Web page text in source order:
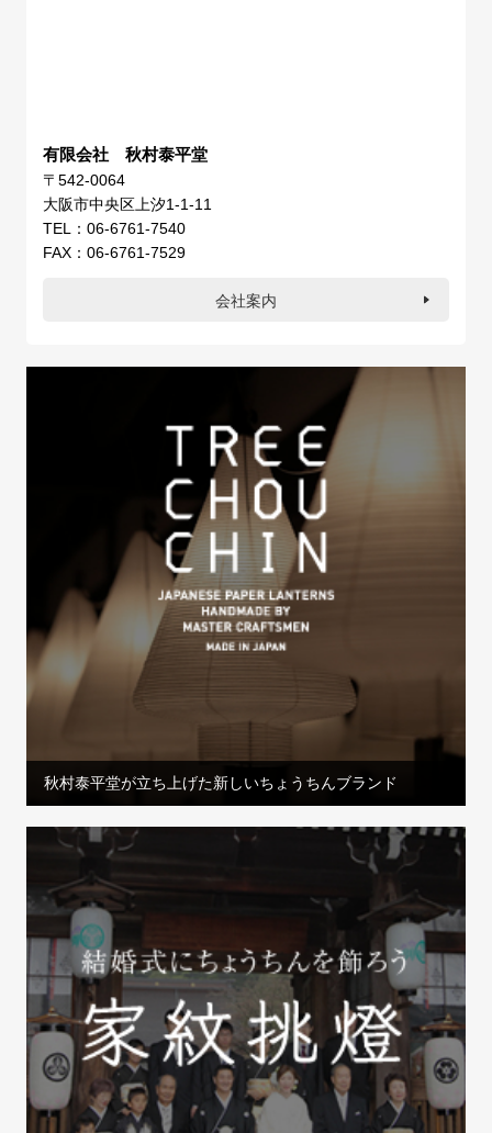
有限会社 秋村泰平堂
〒542-0064
大阪市中央区上汐1-1-11
TEL：06-6761-7540
FAX：06-6761-7529
会社案内
秋村泰平堂が立ち上げた新しいちょうちんブランド